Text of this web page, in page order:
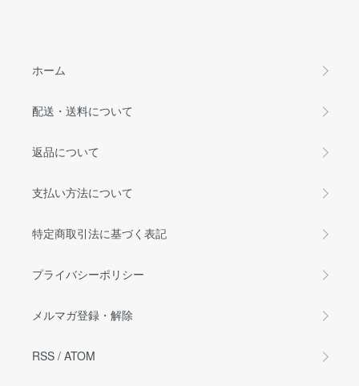
ホーム
配送・送料について
返品について
支払い方法について
特定商取引法に基づく表記
プライバシーポリシー
メルマガ登録・解除
RSS / ATOM